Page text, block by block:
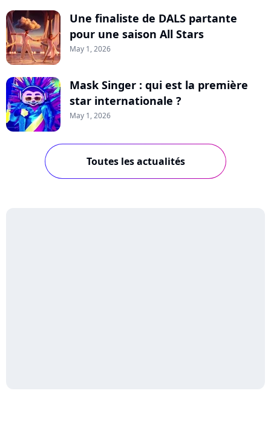
Une finaliste de DALS partante
pour une saison All Stars
May 1, 2026
Mask Singer : qui est la première
star internationale ?
May 1, 2026
Toutes les actualités